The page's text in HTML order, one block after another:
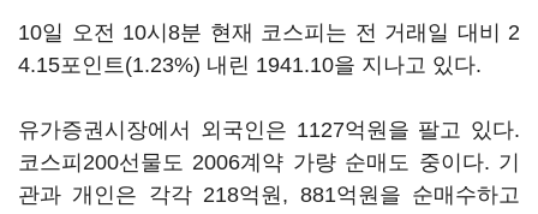
10일 오전 10시8분 현재 코스피는 전 거래일 대비 2
4.15포인트(1.23%) 내린 1941.10을 지나고 있다.
유가증권시장에서 외국인은 1127억원을 팔고 있다.
코스피200선물도 2006계약 가량 순매도 중이다. 기
관과 개인은 각각 218억원, 881억원을 순매수하고